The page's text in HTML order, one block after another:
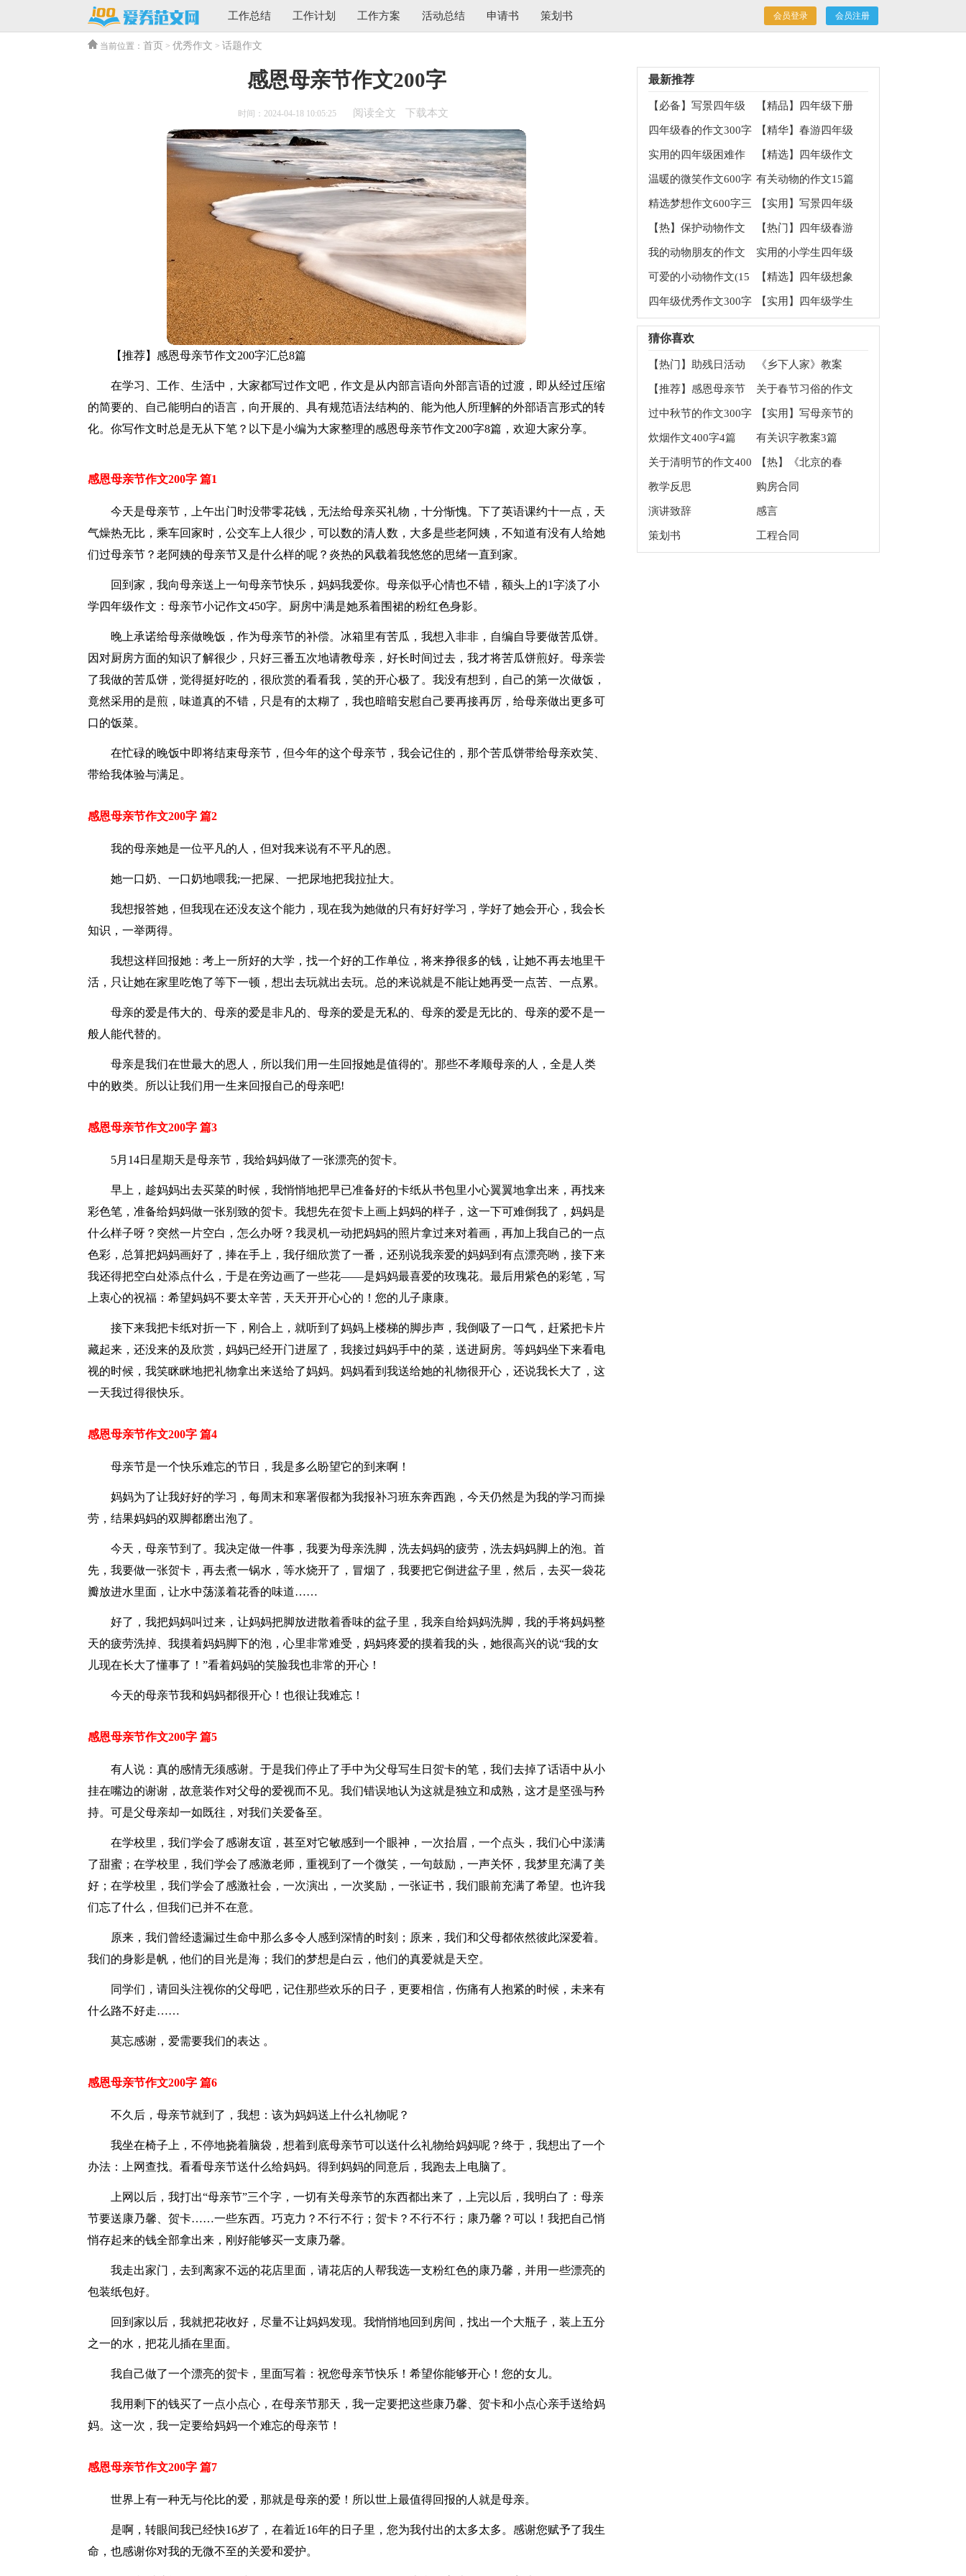
工作总结 工作计划 工作方案 活动总结 申请书 策划书 会员登录 会员注册
当前位置： 首页 > 优秀作文 > 话题作文
感恩母亲节作文200字
时间：2024-04-18 10:05:25 阅读全文 下载本文
【推荐】感恩母亲节作文200字汇总8篇
在学习、工作、生活中，大家都写过作文吧，作文是从内部言语向外部言语的过渡，即从经过压缩
的简要的、自己能明白的语言，向开展的、具有规范语法结构的、能为他人所理解的外部语言形式的转
化。你写作文时总是无从下笔？以下是小编为大家整理的感恩母亲节作文200字8篇，欢迎大家分享。
感恩母亲节作文200字 篇1
今天是母亲节，上午出门时没带零花钱，无法给母亲买礼物，十分惭愧。下了英语课约十一点，天
气燥热无比，乘车回家时，公交车上人很少，可以数的清人数，大多是些老阿姨，不知道有没有人给她
们过母亲节？老阿姨的母亲节又是什么样的呢？炎热的风载着我悠悠的思绪一直到家。
回到家，我向母亲送上一句母亲节快乐，妈妈我爱你。母亲似乎心情也不错，额头上的1字淡了小
学四年级作文：母亲节小记作文450字。厨房中满是她系着围裙的粉红色身影。
晚上承诺给母亲做晚饭，作为母亲节的补偿。冰箱里有苦瓜，我想入非非，自编自导要做苦瓜饼。
因对厨房方面的知识了解很少，只好三番五次地请教母亲，好长时间过去，我才将苦瓜饼煎好。母亲尝
了我做的苦瓜饼，觉得挺好吃的，很欣赏的看看我，笑的开心极了。我没有想到，自己的第一次做饭，
竟然采用的是煎，味道真的不错，只是有的太糊了，我也暗暗安慰自己要再接再厉，给母亲做出更多可
口的饭菜。
在忙碌的晚饭中即将结束母亲节，但今年的这个母亲节，我会记住的，那个苦瓜饼带给母亲欢笑、
带给我体验与满足。
感恩母亲节作文200字 篇2
我的母亲她是一位平凡的人，但对我来说有不平凡的恩。
她一口奶、一口奶地喂我;一把屎、一把尿地把我拉扯大。
我想报答她，但我现在还没友这个能力，现在我为她做的只有好好学习，学好了她会开心，我会长
知识，一举两得。
我想这样回报她：考上一所好的大学，找一个好的工作单位，将来挣很多的钱，让她不再去地里干
活，只让她在家里吃饱了等下一顿，想出去玩就出去玩。总的来说就是不能让她再受一点苦、一点累。
母亲的爱是伟大的、母亲的爱是非凡的、母亲的爱是无私的、母亲的爱是无比的、母亲的爱不是一
般人能代替的。
母亲是我们在世最大的恩人，所以我们用一生回报她是值得的'。那些不孝顺母亲的人，全是人类
中的败类。所以让我们用一生来回报自己的母亲吧!
感恩母亲节作文200字 篇3
5月14日星期天是母亲节，我给妈妈做了一张漂亮的贺卡。
早上，趁妈妈出去买菜的时候，我悄悄地把早已准备好的卡纸从书包里小心翼翼地拿出来，再找来
彩色笔，准备给妈妈做一张别致的贺卡。我想先在贺卡上画上妈妈的样子，这一下可难倒我了，妈妈是
什么样子呀？突然一片空白，怎么办呀？我灵机一动把妈妈的照片拿过来对着画，再加上我自己的一点
色彩，总算把妈妈画好了，捧在手上，我仔细欣赏了一番，还别说我亲爱的妈妈到有点漂亮哟，接下来
我还得把空白处添点什么，于是在旁边画了一些花——是妈妈最喜爱的玫瑰花。最后用紫色的彩笔，写
上衷心的祝福：希望妈妈不要太辛苦，天天开开心心的！您的儿子康康。
接下来我把卡纸对折一下，刚合上，就听到了妈妈上楼梯的脚步声，我倒吸了一口气，赶紧把卡片
藏起来，还没来的及欣赏，妈妈已经开门进屋了，我接过妈妈手中的菜，送进厨房。等妈妈坐下来看电
视的时候，我笑眯眯地把礼物拿出来送给了妈妈。妈妈看到我送给她的礼物很开心，还说我长大了，这
一天我过得很快乐。
感恩母亲节作文200字 篇4
母亲节是一个快乐难忘的节日，我是多么盼望它的到来啊！
妈妈为了让我好好的学习，每周末和寒署假都为我报补习班东奔西跑，今天仍然是为我的学习而操
劳，结果妈妈的双脚都磨出泡了。
今天，母亲节到了。我决定做一件事，我要为母亲洗脚，洗去妈妈的疲劳，洗去妈妈脚上的泡。首
先，我要做一张贺卡，再去煮一锅水，等水烧开了，冒烟了，我要把它倒进盆子里，然后，去买一袋花
瓣放进水里面，让水中荡漾着花香的味道……
好了，我把妈妈叫过来，让妈妈把脚放进散着香味的盆子里，我亲自给妈妈洗脚，我的手将妈妈整
天的疲劳洗掉、我摸着妈妈脚下的泡，心里非常难受，妈妈疼爱的摸着我的头，她很高兴的说“我的女
儿现在长大了懂事了！”看着妈妈的笑脸我也非常的开心！
今天的母亲节我和妈妈都很开心！也很让我难忘！
感恩母亲节作文200字 篇5
有人说：真的感情无须感谢。于是我们停止了手中为父母写生日贺卡的笔，我们去掉了话语中从小
挂在嘴边的谢谢，故意装作对父母的爱视而不见。我们错误地认为这就是独立和成熟，这才是坚强与矜
持。可是父母亲却一如既往，对我们关爱备至。
在学校里，我们学会了感谢友谊，甚至对它敏感到一个眼神，一次抬眉，一个点头，我们心中漾满
了甜蜜；在学校里，我们学会了感激老师，重视到了一个微笑，一句鼓励，一声关怀，我梦里充满了美
好；在学校里，我们学会了感激社会，一次演出，一次奖励，一张证书，我们眼前充满了希望。也许我
们忘了什么，但我们已并不在意。
原来，我们曾经遗漏过生命中那么多令人感到深情的时刻；原来，我们和父母都依然彼此深爱着。
我们的身影是帆，他们的目光是海；我们的梦想是白云，他们的真爱就是天空。
同学们，请回头注视你的父母吧，记住那些欢乐的日子，更要相信，伤痛有人抱紧的时候，未来有
什么路不好走……
莫忘感谢，爱需要我们的表达 。
感恩母亲节作文200字 篇6
不久后，母亲节就到了，我想：该为妈妈送上什么礼物呢？
我坐在椅子上，不停地挠着脑袋，想着到底母亲节可以送什么礼物给妈妈呢？终于，我想出了一个
办法：上网查找。看看母亲节送什么给妈妈。得到妈妈的同意后，我跑去上电脑了。
上网以后，我打出“母亲节”三个字，一切有关母亲节的东西都出来了，上完以后，我明白了：母亲
节要送康乃馨、贺卡……一些东西。巧克力？不行不行；贺卡？不行不行；康乃馨？可以！我把自己悄
悄存起来的钱全部拿出来，刚好能够买一支康乃馨。
我走出家门，去到离家不远的花店里面，请花店的人帮我选一支粉红色的康乃馨，并用一些漂亮的
包装纸包好。
回到家以后，我就把花收好，尽量不让妈妈发现。我悄悄地回到房间，找出一个大瓶子，装上五分
之一的水，把花儿插在里面。
我自己做了一个漂亮的贺卡，里面写着：祝您母亲节快乐！希望你能够开心！您的女儿。
我用剩下的钱买了一点小点心，在母亲节那天，我一定要把这些康乃馨、贺卡和小点心亲手送给妈
妈。这一次，我一定要给妈妈一个难忘的母亲节！
感恩母亲节作文200字 篇7
世界上有一种无与伦比的爱，那就是母亲的爱！所以世上最值得回报的人就是母亲。
是啊，转眼间我已经快16岁了，在着近16年的日子里，您为我付出的太多太多。感谢您赋予了我生
命，也感谢你对我的无微不至的关爱和爱护。
最新推荐
【必备】写景四年级
作文集锦6篇
【精品】四年级下册
校园作文四篇
四年级春的作文300字
锦集5篇
【精华】春游四年级
的作文集锦5篇
实用的四年级困难作
文锦集十篇
【精选】四年级作文
集合7篇
温暖的微笑作文600字
7篇
有关动物的作文15篇
精选梦想作文600字三
篇
【实用】写景四年级
作文集锦5篇
【热】保护动物作文
【热门】四年级春游
作文锦集十篇
我的动物朋友的作文
实用的小学生四年级
作文300字合集八篇
可爱的小动物作文(15
篇)
【精选】四年级想象
作文汇总10篇
四年级优秀作文300字
【实用】四年级学生
猜你喜欢
【热门】助残日活动
总结3篇
《乡下人家》教案
【推荐】感恩母亲节
作文200字汇总8篇
关于春节习俗的作文
800字汇总九篇
过中秋节的作文300字
6篇
【实用】写母亲节的
作文400字3篇
炊烟作文400字4篇 有关识字教案3篇
关于清明节的作文400
字合集七篇
【热】《北京的春
节》教学反思
教学反思 购房合同
演讲致辞 感言
策划书 工程合同